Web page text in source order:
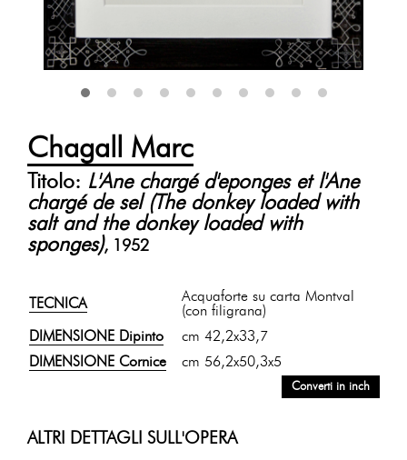
Chagall Marc
Titolo: L'Ane chargé d'eponges et l'Ane
chargé de sel (The donkey loaded with
salt and the donkey loaded with
sponges), 1952
TECNICA
Acquaforte su carta Montval
(con filigrana)
DIMENSIONE Dipinto
cm 42,2x33,7
DIMENSIONE Cornice
cm 56,2x50,3x5
Converti in inch
ALTRI DETTAGLI SULL'OPERA